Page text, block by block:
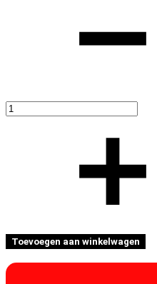
Toevoegen aan winkelwagen